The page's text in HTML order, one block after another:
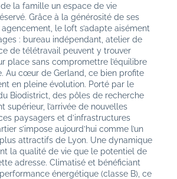
la famille un espace de vie
Grâce à la générosité de ses
le loft s’adapte aisément
: bureau indépendant, atelier de
de télétravail peuvent y trouver
place sans compromettre l’équilibre
Au cœur de Gerland, ce bien profite
en pleine évolution. Porté par le
Biodistrict, des pôles de recherche
supérieur, l’arrivée de nouvelles
paysagers et d’infrastructures
s’impose aujourd’hui comme l’un
attractifs de Lyon. Une dynamique
la qualité de vie que le potentiel de
adresse. Climatisé et bénéficiant
énergétique (classe B), ce